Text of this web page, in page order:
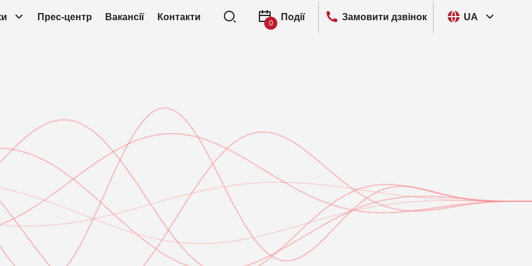
Захист кінцевих точок
доступом
Активні мережеві приманки MDM, Управління мобільними пристроями
Багатофакторна автентифікація NDR, Мережеве виявлення та реагування
Аналіз мережевого трафіку PAM, Управління привілейованим доступом
SIEM, Управління інформацією та подіями безпеки
Компанія Nakivo
Компанія NetBrain
Компанія Niagara Networks
Компанія Outkept
Компанія Picus Security
Компанія Ping Identity
Прес-центр Вакансії Контакти Події
0
Замовити дзвінок UA